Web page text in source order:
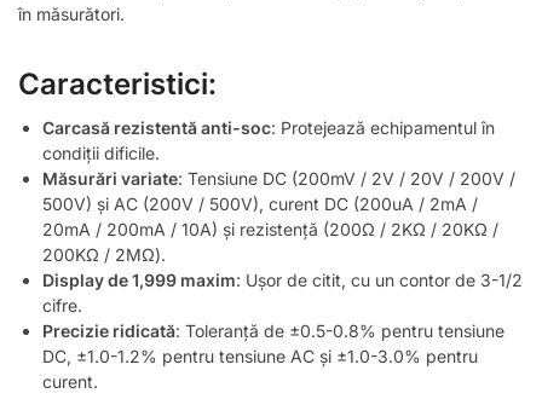
în măsurători.
Caracteristici:
Carcasă rezistentă anti-soc: Protejează echipamentul în
condiții dificile.
Măsurări variate: Tensiune DC (200mV / 2V / 20V / 200V /
500V) și AC (200V / 500V), curent DC (200uA / 2mA /
20mA / 200mA / 10A) și rezistență (200Ω / 2KΩ / 20KΩ /
200KΩ / 2MΩ).
Display de 1,999 maxim: Ușor de citit, cu un contor de 3-1/2
cifre.
Precizie ridicată: Toleranță de ±0.5-0.8% pentru tensiune
DC, ±1.0-1.2% pentru tensiune AC și ±1.0-3.0% pentru
curent.